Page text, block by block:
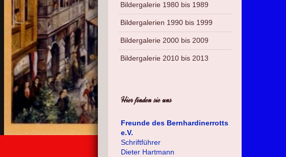
Bildergalerie 1980 bis 1989
Bildergalerien 1990 bis 1999
Bildergalerie 2000 bis 2009
Bildergalerie 2010 bis 2013
Hier finden sie uns
Freunde des Bernhardinerrotts
e.V.
Schriftführer
Dieter Hartmann